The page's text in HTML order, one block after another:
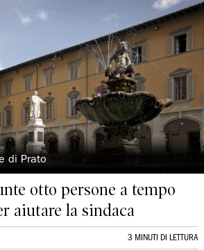
di Prato
otto persone a tempo
aiutare la sindaca
3 MINUTI DI LETTURA